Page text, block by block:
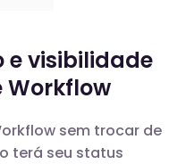
e visibilidade
Workflow
sem trocar de
terá seu status